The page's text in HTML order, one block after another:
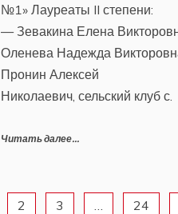
№1» Лауреаты II степени:
— Зевакина Елена
Оленева Надежда
Пронин Алексей
Николаевич, сельский клуб с.
Читать далее...
2 3 24